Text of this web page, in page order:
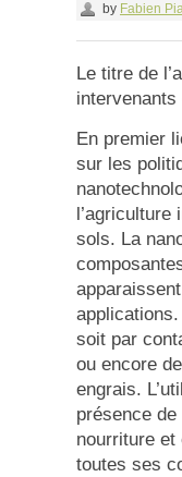
by Fabien
Le titre de
En premier
sur les
sols. La
soit par
ou encore
engrais.
présence
nourriture
toutes ses